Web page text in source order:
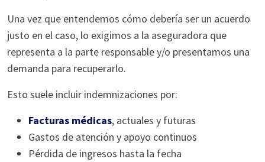
Una vez que entendemos cómo debería ser un acuerdo
justo en el caso, lo exigimos a la aseguradora que
representa a la parte responsable y/o presentamos una
demanda para recuperarlo.
Esto suele incluir indemnizaciones por:
Facturas médicas, actuales y futuras
Gastos de atención y apoyo continuos
Pérdida de ingresos hasta la fecha